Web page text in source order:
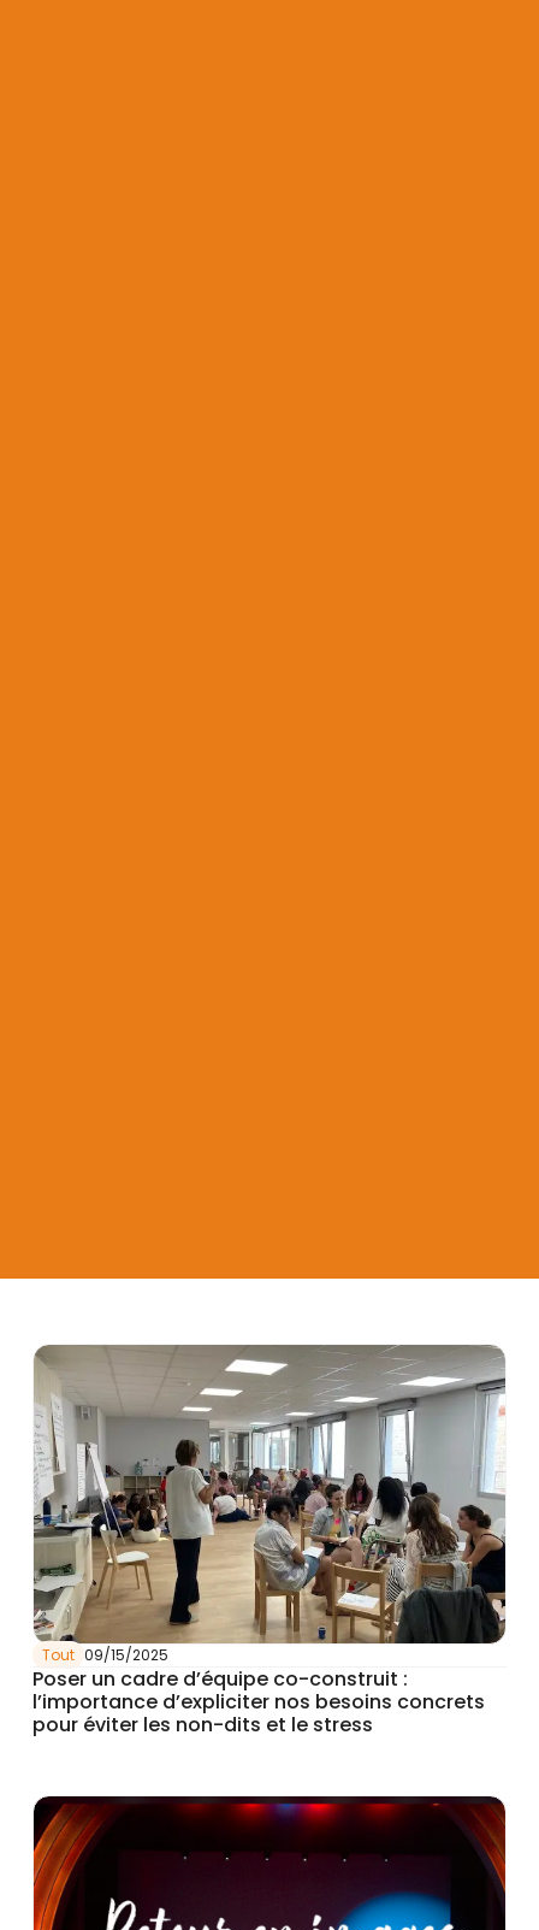
Tout 09/15/2025
Poser un cadre d’équipe co-construit :
l’importance d’expliciter nos besoins concrets
pour éviter les non-dits et le stress